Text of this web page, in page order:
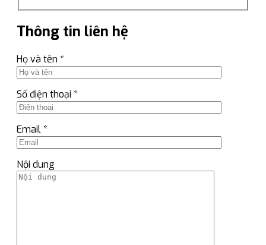
Thông tin liên hệ
Họ và tên *
Số điện thoại *
Email *
Nội dung